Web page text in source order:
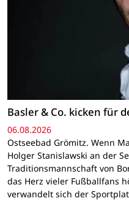
Basler & Co. kicken für
06.08.2026
Ostseebad Grömitz. Wenn
Holger Stanislawski an der
Traditionsmannschaft von
das Herz vieler Fußballfans
verwandelt sich der